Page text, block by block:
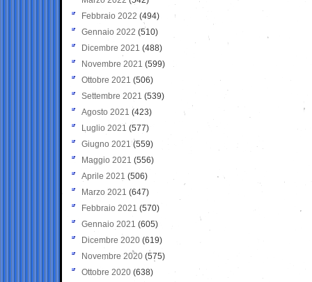
Febbraio 2022 (494)
Gennaio 2022 (510)
Dicembre 2021 (488)
Novembre 2021 (599)
Ottobre 2021 (506)
Settembre 2021 (539)
Agosto 2021 (423)
Luglio 2021 (577)
Giugno 2021(559)
Maggio 2021 (556)
Aprile 2021 (506)
Marzo 2021 (647)
Febbraio 2021 (570)
Gennaio 2021 (605)
Dicembre 2020 (619)
Novembre 2020 (575)
Ottobre 2020 (638)